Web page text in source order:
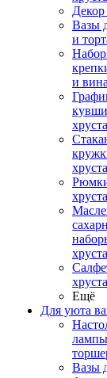
Декор
Вазы
и
и вина
Ещё
Для уюта
Вазы